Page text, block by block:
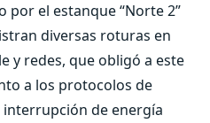
por el estanque “Norte 2”
diversas roturas en
y redes, que obligó a este
a los protocolos de
interrupción de energía